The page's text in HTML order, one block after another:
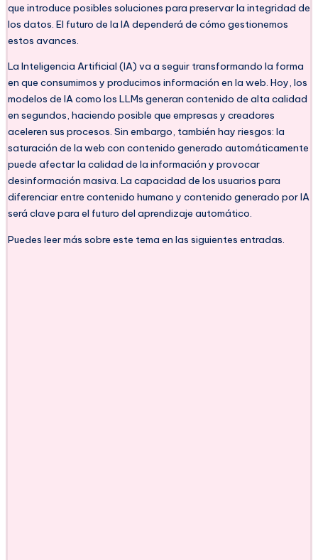
que introduce posibles soluciones para preservar la integridad de
los datos. El futuro de la IA dependerá de cómo gestionemos
estos avances.
La Inteligencia Artificial (IA) va a seguir transformando la forma
en que consumimos y producimos información en la web. Hoy, los
modelos de IA como los LLMs generan contenido de alta calidad
en segundos, haciendo posible que empresas y creadores
aceleren sus procesos. Sin embargo, también hay riesgos: la
saturación de la web con contenido generado automáticamente
puede afectar la calidad de la información y provocar
desinformación masiva. La capacidad de los usuarios para
diferenciar entre contenido humano y contenido generado por IA
será clave para el futuro del aprendizaje automático.
Puedes leer más sobre este tema en las siguientes entradas.